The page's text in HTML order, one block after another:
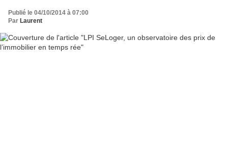
Publié le 04/10/2014 à 07:00
Par Laurent